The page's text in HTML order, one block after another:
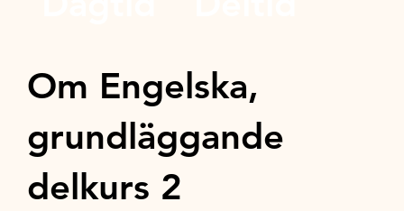
Om Engelska,
grundläggande
delkurs 2